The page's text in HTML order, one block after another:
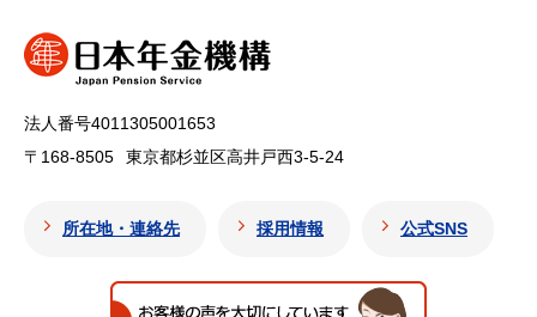
法人番号4011305001653
〒168-8505
東京都杉並区高井戸西3-5-24
所在地・連絡先 採用情報 公式SNS